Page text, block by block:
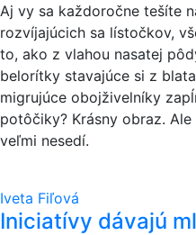
Aj vy sa každoročne tešíte
rozvíjajúcich sa lístočkov,
to, ako z vlahou nasatej
belorítky stavajúce si z
migrujúce obojživelníky
potôčiky? Krásny obraz.
veľmi nesedí.
Iveta Fiľová
Iniciatívy dávajú